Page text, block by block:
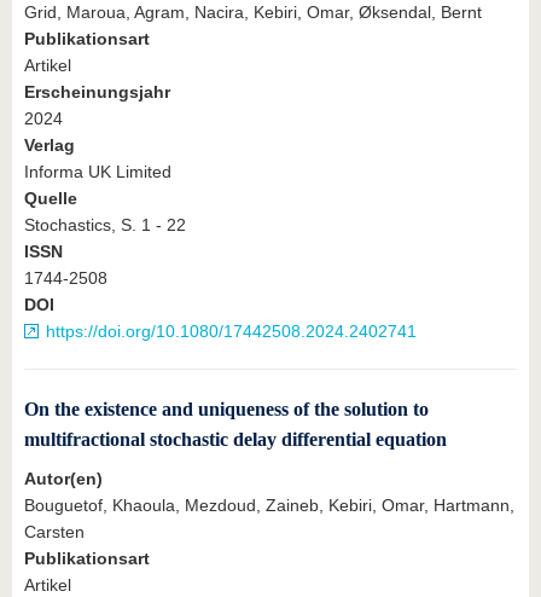
Grid, Maroua, Agram, Nacira, Kebiri, Omar, Øksendal, Bernt
Publikationsart
Artikel
Erscheinungsjahr
2024
Verlag
Informa UK Limited
Quelle
Stochastics, S. 1 - 22
ISSN
1744-2508
DOI
https://doi.org/10.1080/17442508.2024.2402741
On the existence and uniqueness of the solution to
multifractional stochastic delay differential equation
Autor(en)
Bouguetof, Khaoula, Mezdoud, Zaineb, Kebiri, Omar, Hartmann,
Carsten
Publikationsart
Artikel